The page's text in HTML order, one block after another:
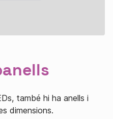
també hi ha anells i
dimensions.